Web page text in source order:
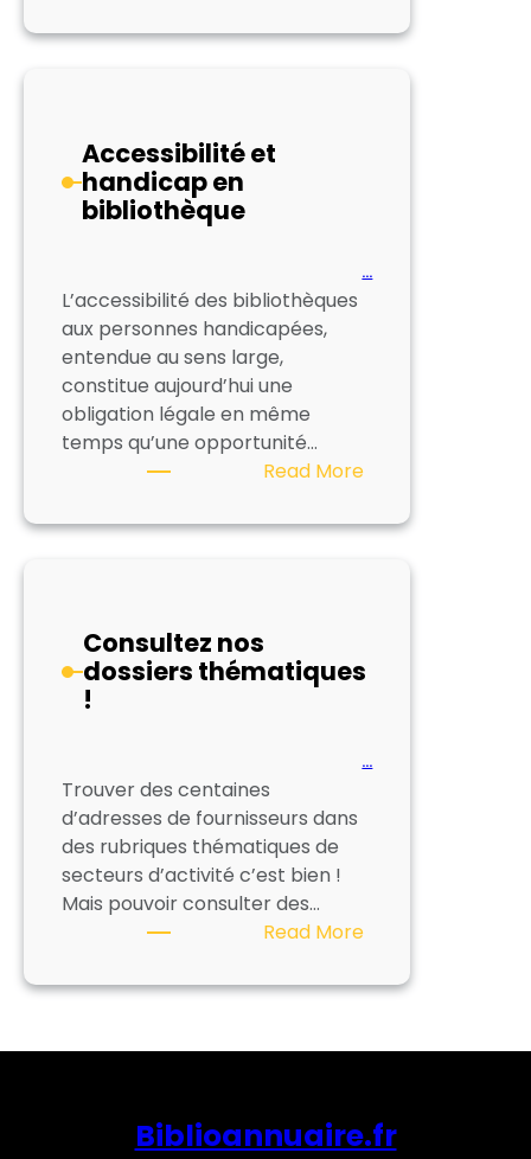
Accessibilité et
handicap en
bibliothèque
…
L’accessibilité des bibliothèques
aux personnes handicapées,
entendue au sens large,
constitue aujourd’hui une
obligation légale en même
temps qu’une opportunité…
Read More:
et
Consultez nos
dossiers thématiques
!
…
Trouver des centaines
d’adresses de fournisseurs dans
des rubriques thématiques de
secteurs d’activité c’est bien !
Mais pouvoir consulter des…
Read More:
nos
thématiques
Biblioannuaire.fr